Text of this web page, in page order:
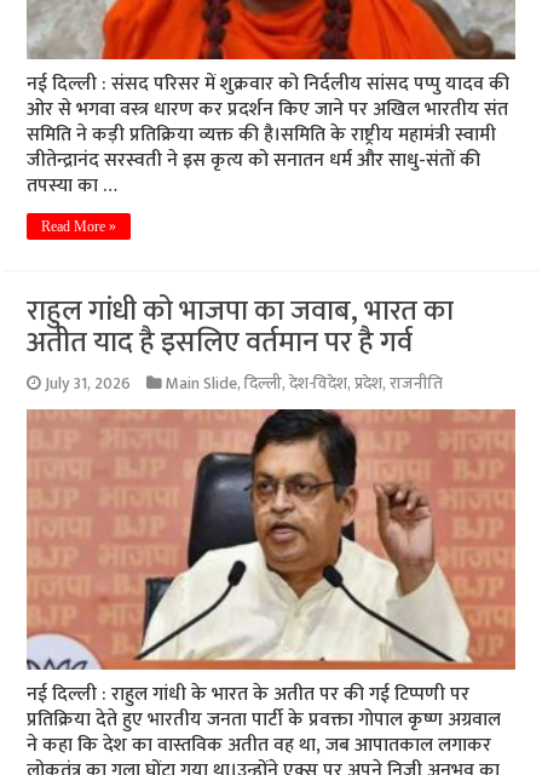
नई दिल्ली : संसद परिसर में शुक्रवार को निर्दलीय सांसद पप्पु यादव की
ओर से भगवा वस्त्र धारण कर प्रदर्शन किए जाने पर अखिल भारतीय संत
समिति ने कड़ी प्रतिक्रिया व्यक्त की है।समिति के राष्ट्रीय महामंत्री स्वामी
जीतेन्द्रानंद सरस्वती ने इस कृत्य को सनातन धर्म और साधु-संतों की
तपस्या का …
Read More »
राहुल गांधी को भाजपा का जवाब, भारत का
अतीत याद है इसलिए वर्तमान पर है गर्व
July 31, 2026 Main Slide,दिल्ली,देश-विदेश,प्रदेश,राजनीति
नई दिल्ली : राहुल गांधी के भारत के अतीत पर की गई टिप्पणी पर
प्रतिक्रिया देते हुए भारतीय जनता पार्टी के प्रवक्ता गोपाल कृष्ण अग्रवाल
ने कहा कि देश का वास्तविक अतीत वह था, जब आपातकाल लगाकर